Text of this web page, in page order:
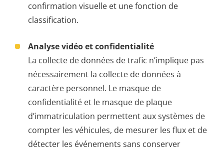
confirmation visuelle et une fonction de
classification.
Analyse vidéo et confidentialité
La collecte de données de trafic n’implique pas
nécessairement la collecte de données à
caractère personnel. Le masque de
confidentialité et le masque de plaque
d’immatriculation permettent aux systèmes de
compter les véhicules, de mesurer les flux et de
détecter les événements sans conserver